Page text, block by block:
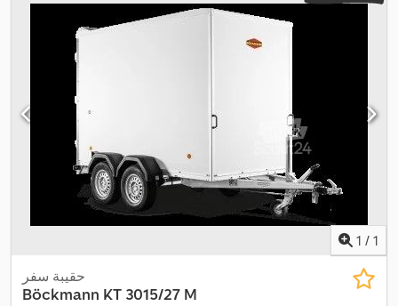
1 / 1
حقيبة سفر
Böckmann KT 3015/27 M